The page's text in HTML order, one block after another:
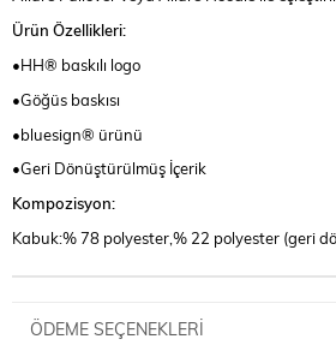
Ürün Özellikleri:
•HH® baskılı logo
•Göğüs baskısı
•bluesign® ürünü
•Geri Dönüştürülmüş İçerik
Kompozisyon:
Kabuk:% 78 polyester,% 22 polyester (geri
ÖDEME SEÇENEKLERI